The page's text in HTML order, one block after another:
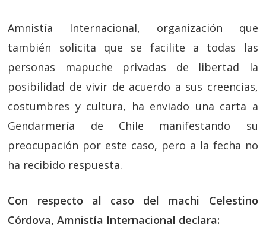
Amnistía Internacional, organización que
también solicita que se facilite a todas las
personas mapuche privadas de libertad la
posibilidad de vivir de acuerdo a sus creencias,
costumbres y cultura, ha enviado una carta a
Gendarmería de Chile manifestando su
preocupación por este caso, pero a la fecha no
ha recibido respuesta.
Con respecto al caso del machi Celestino
Córdova, Amnistía Internacional declara: